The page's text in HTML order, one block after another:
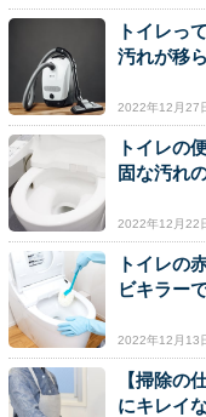
トイレっ
汚れが移
2022年12月27
トイレの
固な汚れ
2022年12月22
トイレの
ビキラー
2022年12月13
【掃除の
にキレイ